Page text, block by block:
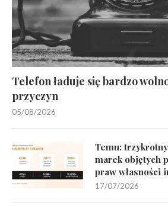
Telefon ładuje się bardzo
przyczyn
05/08/2026
Temu:
marek objętych
praw własności
17/07/2026